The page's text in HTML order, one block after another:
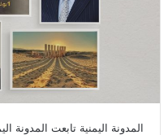
المدونة اليمنية تابعت المدونة